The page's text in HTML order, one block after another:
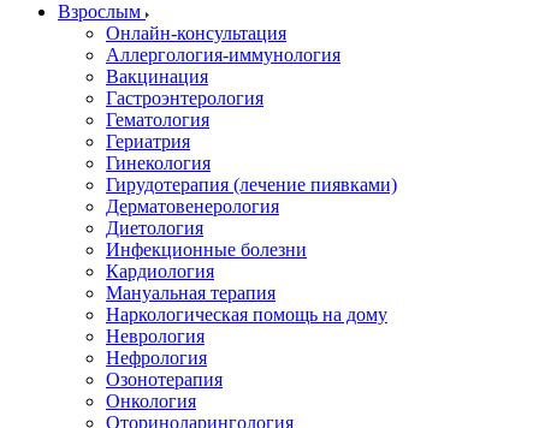
Взрослым
Онлайн-консультация
Аллергология-иммунология
Вакцинация
Гастроэнтерология
Гематология
Гериатрия
Гинекология
Гирудотерапия (лечение пиявками)
Дерматовенерология
Диетология
Инфекционные болезни
Кардиология
Мануальная терапия
Наркологическая помощь на дому
Неврология
Нефрология
Озонотерапия
Онкология
Оториноларингология